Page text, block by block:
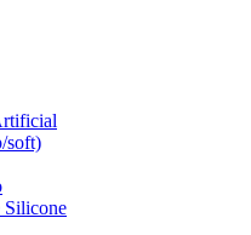
soft)
Silicone